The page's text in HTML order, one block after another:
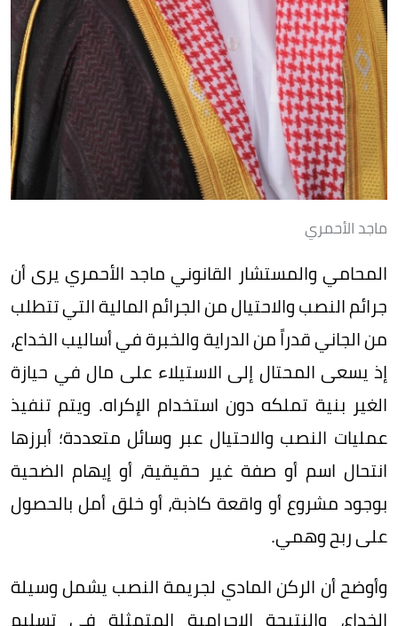
ماجد الأحمري
المحامي والمستشار القانوني ماجد الأحمري يرى أن
جرائم النصب والاحتيال من الجرائم المالية التي تتطلب
من الجاني قدراً من الدراية والخبرة في أساليب الخداع،
إذ يسعى المحتال إلى الاستيلاء على مال في حيازة
الغير بنية تملكه دون استخدام الإكراه. ويتم تنفيذ
عمليات النصب والاحتيال عبر وسائل متعددة؛ أبرزها
انتحال اسم أو صفة غير حقيقية، أو إيهام الضحية
بوجود مشروع أو واقعة كاذبة، أو خلق أمل بالحصول
على ربح وهمي.
وأوضح أن الركن المادي لجريمة النصب يشمل وسيلة
الخداع، والنتيجة الإجرامية المتمثلة في تسليم